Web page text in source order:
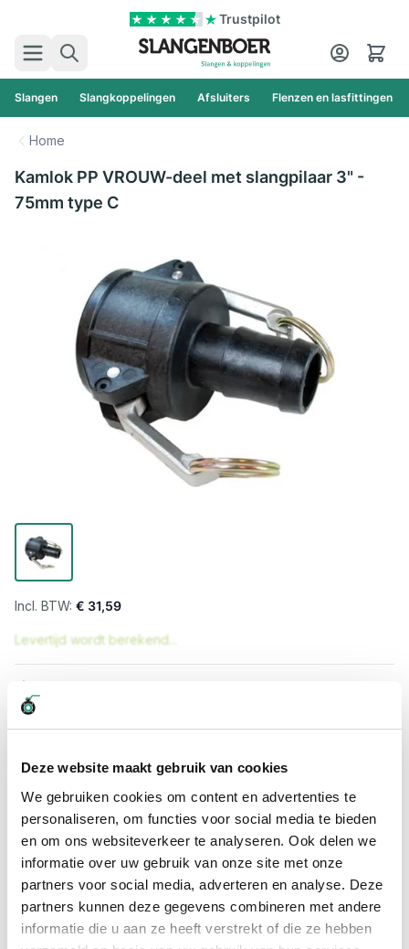
Deze website maakt gebruik van cookies
We gebruiken cookies om content en advertenties te
personaliseren, om functies voor social media te bieden
en om ons websiteverkeer te analyseren. Ook delen we
informatie over uw gebruik van onze site met onze
partners voor social media, adverteren en analyse. Deze
partners kunnen deze gegevens combineren met andere
informatie die u aan ze heeft verstrekt of die ze hebben
Trustpilot
Zoek
Cart
Slangen Slangkoppelingen Afsluiters Flenzen en lasfittingen
Home
Kamlok PP VROUW-deel met slangpilaar 3" -
75mm type C
€ 31,59
Levertijd wordt berekend...
Snelle levering
Snel naar
Meer informatie
Meer informatie
Maatvoering koppeling 3" - 75mm